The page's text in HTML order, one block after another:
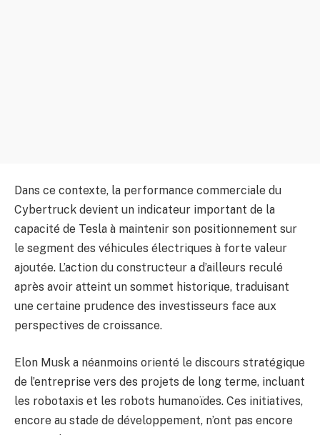
Dans ce contexte, la performance commerciale du
Cybertruck devient un indicateur important de la
capacité de Tesla à maintenir son positionnement sur
le segment des véhicules électriques à forte valeur
ajoutée. L’action du constructeur a d’ailleurs reculé
après avoir atteint un sommet historique, traduisant
une certaine prudence des investisseurs face aux
perspectives de croissance.
Elon Musk a néanmoins orienté le discours stratégique
de l’entreprise vers des projets de long terme, incluant
les robotaxis et les robots humanoïdes. Ces initiatives,
encore au stade de développement, n’ont pas encore